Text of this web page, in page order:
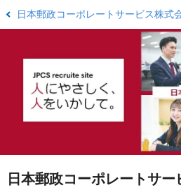
日本郵政コーポレートサービス株式
日本郵政コーポレートサ